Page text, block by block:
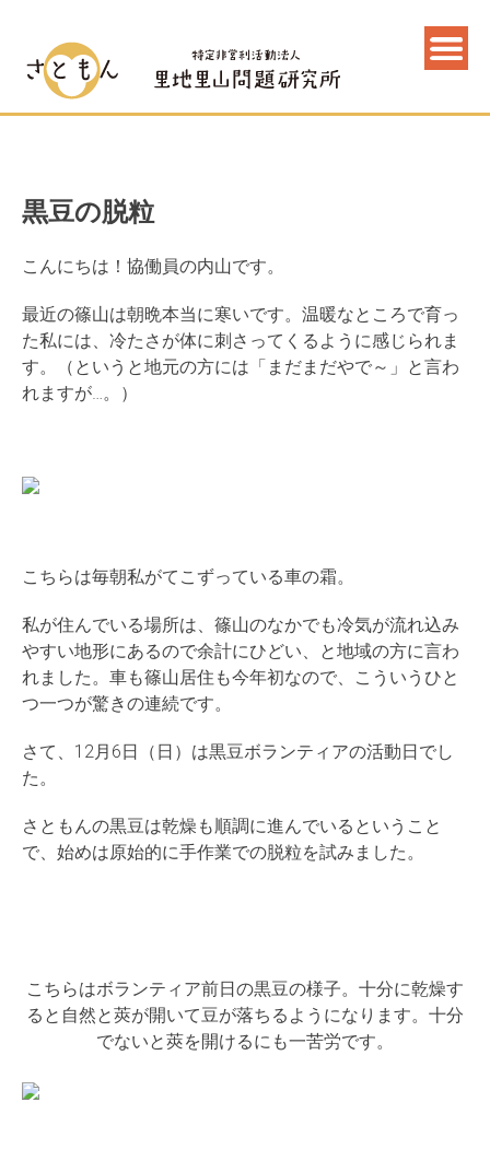
黒豆の脱粒
こんにちは！協働員の内山です。
最近の篠山は朝晩本当に寒いです。温暖なところで育っ
た私には、冷たさが体に刺さってくるように感じられま
す。（というと地元の方には「まだまだやで～」と言わ
れますが…。）
こちらは毎朝私がてこずっている車の霜。
私が住んでいる場所は、篠山のなかでも冷気が流れ込み
やすい地形にあるので余計にひどい、と地域の方に言わ
れました。車も篠山居住も今年初なので、こういうひと
つ一つが驚きの連続です。
さて、12月6日（日）は黒豆ボランティアの活動日でし
た。
さともんの黒豆は乾燥も順調に進んでいるということ
で、始めは原始的に手作業での脱粒を試みました。
こちらはボランティア前日の黒豆の様子。十分に乾燥す
ると自然と莢が開いて豆が落ちるようになります。十分
でないと莢を開けるにも一苦労です。